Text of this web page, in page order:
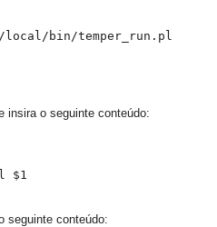
local/bin/temper_run.pl
insira o seguinte conteúdo:
$1
seguinte conteúdo: